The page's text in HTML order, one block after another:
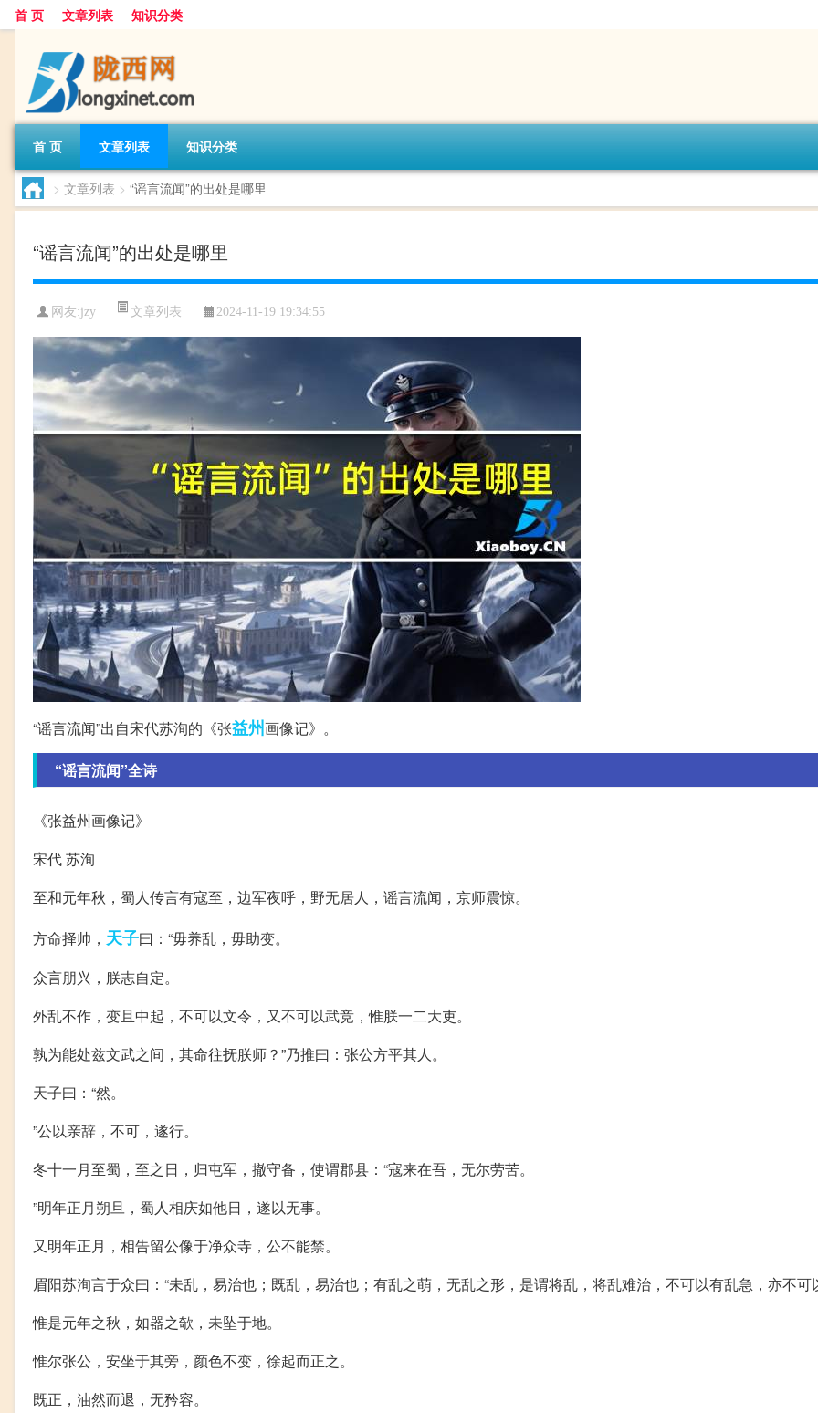
首 页 文章列表 知识分类
首 页 文章列表 知识分类
> 文章列表 > “谣言流闻”的出处是哪里
“谣言流闻”的出处是哪里
网友:jzy 文章列表 2024-11-19 19:34:55
“谣言流闻”出自宋代苏洵的《张益州画像记》。
“谣言流闻”全诗
《张益州画像记》
宋代 苏洵
至和元年秋，蜀人传言有寇至，边军夜呼，野无居人，谣言流闻，京师震惊。
方命择帅， 天子曰：“毋养乱，毋助变。
众言朋兴，朕志自定。
外乱不作，变且中起，不可以文令，又不可以武竞，惟朕一二大吏。
孰为能处兹文武之间，其命往抚朕师？”乃推曰：张公方平其人。
天子曰：“然。
”公以亲辞，不可，遂行。
冬十一月至蜀，至之日，归屯军，撤守备，使谓郡县：“寇来在吾，无尔劳苦。
”明年正月朔旦，蜀人相庆如他日，遂以无事。
又明年正月，相告留公像于净众寺，公不能禁。
眉阳苏洵言于众曰：“未乱，易治也；既乱，易治也；有乱之萌，无乱之形，是谓将乱，将乱难治，不可以有乱急，亦不可
惟是元年之秋，如器之欹，未坠于地。
惟尔张公，安坐于其旁，颜色不变，徐起而正之。
既正，油然而退，无矜容。